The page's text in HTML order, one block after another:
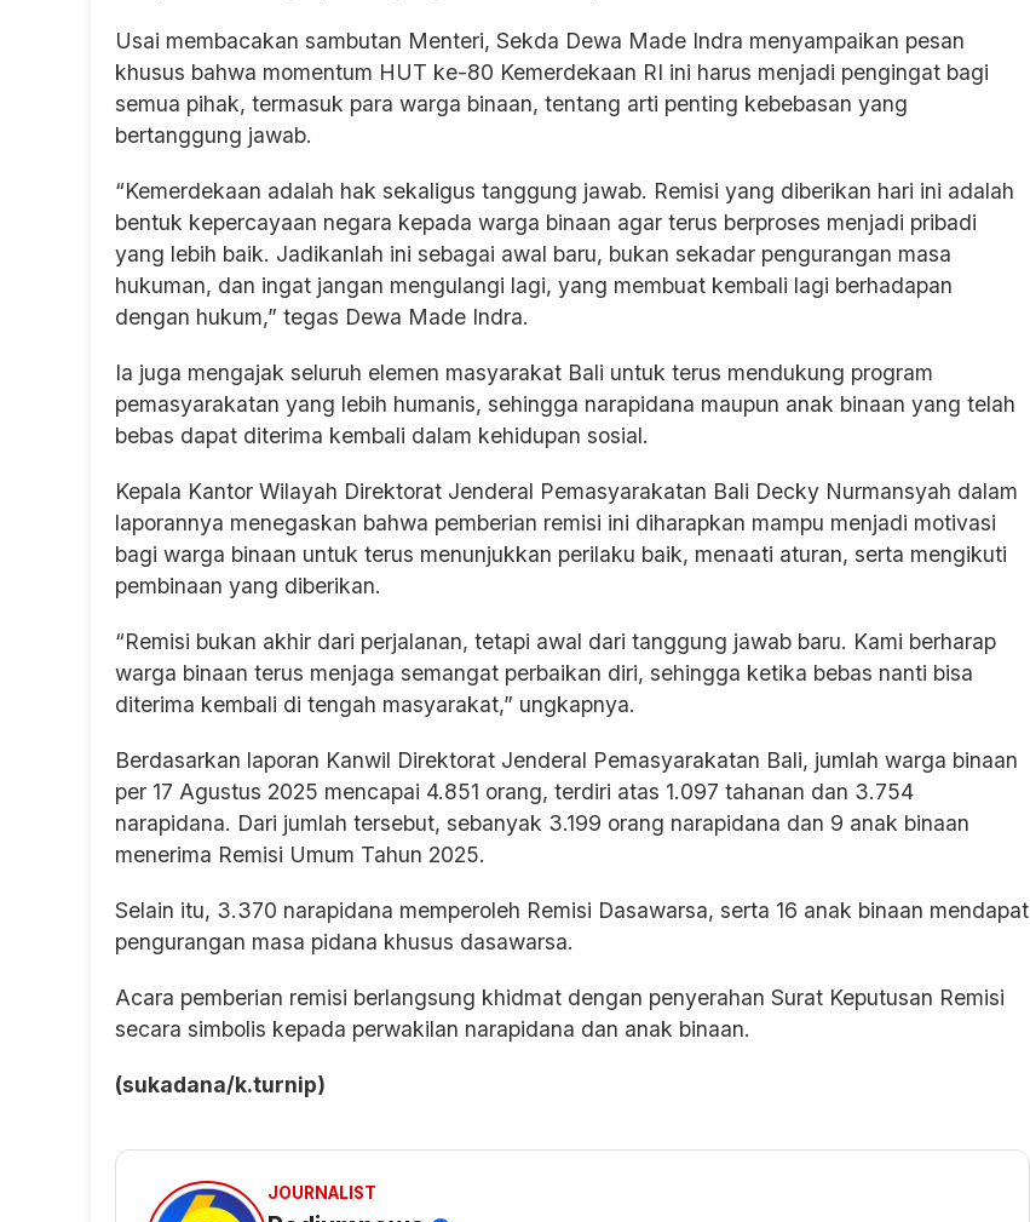
Usai membacakan sambutan Menteri, Sekda Dewa Made Indra menyampaikan pesan
khusus bahwa momentum HUT ke-80 Kemerdekaan RI ini harus menjadi pengingat bagi
semua pihak, termasuk para warga binaan, tentang arti penting kebebasan yang
bertanggung jawab.
“Kemerdekaan adalah hak sekaligus tanggung jawab. Remisi yang diberikan hari ini adalah
bentuk kepercayaan negara kepada warga binaan agar terus berproses menjadi pribadi
yang lebih baik. Jadikanlah ini sebagai awal baru, bukan sekadar pengurangan masa
hukuman, dan ingat jangan mengulangi lagi, yang membuat kembali lagi berhadapan
dengan hukum,” tegas Dewa Made Indra.
Ia juga mengajak seluruh elemen masyarakat Bali untuk terus mendukung program
pemasyarakatan yang lebih humanis, sehingga narapidana maupun anak binaan yang telah
bebas dapat diterima kembali dalam kehidupan sosial.
Kepala Kantor Wilayah Direktorat Jenderal Pemasyarakatan Bali Decky Nurmansyah dalam
laporannya menegaskan bahwa pemberian remisi ini diharapkan mampu menjadi motivasi
bagi warga binaan untuk terus menunjukkan perilaku baik, menaati aturan, serta mengikuti
pembinaan yang diberikan.
“Remisi bukan akhir dari perjalanan, tetapi awal dari tanggung jawab baru. Kami berharap
warga binaan terus menjaga semangat perbaikan diri, sehingga ketika bebas nanti bisa
diterima kembali di tengah masyarakat,” ungkapnya.
Berdasarkan laporan Kanwil Direktorat Jenderal Pemasyarakatan Bali, jumlah warga binaan
per 17 Agustus 2025 mencapai 4.851 orang, terdiri atas 1.097 tahanan dan 3.754
narapidana. Dari jumlah tersebut, sebanyak 3.199 orang narapidana dan 9 anak binaan
menerima Remisi Umum Tahun 2025.
Selain itu, 3.370 narapidana memperoleh Remisi Dasawarsa, serta 16 anak binaan mendapat
pengurangan masa pidana khusus dasawarsa.
Acara pemberian remisi berlangsung khidmat dengan penyerahan Surat Keputusan Remisi
secara simbolis kepada perwakilan narapidana dan anak binaan.
(sukadana/k.turnip)
JOURNALIST